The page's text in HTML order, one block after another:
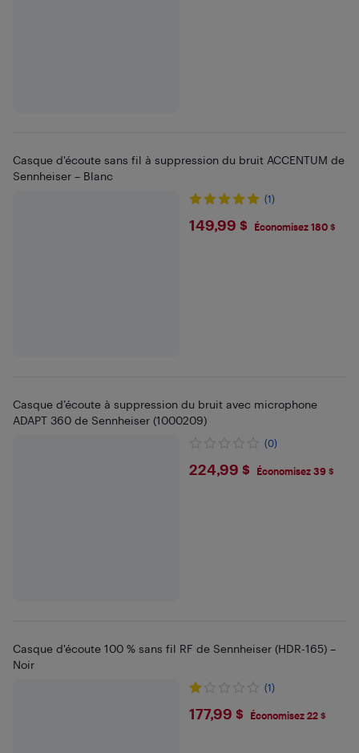
Casque d'écoute sans fil à suppression du bruit ACCENTUM de
Sennheiser – Blanc
(1)
$149.99
149,99 $ Économisez 180 $
Casque d’écoute à suppression du bruit avec microphone
ADAPT 360 de Sennheiser (1000209)
(0)
$224.99
224,99 $ Économisez 39 $
Casque d'écoute 100 % sans fil RF de Sennheiser (HDR-165) –
Noir
(1)
$177.99
177,99 $ Économisez 22 $